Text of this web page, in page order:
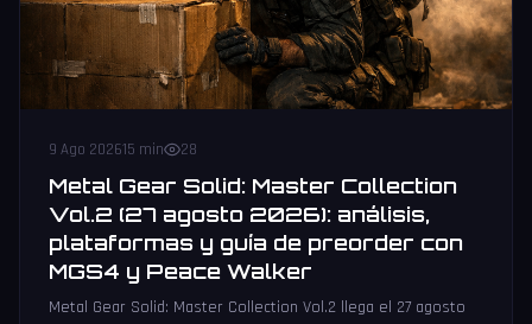
9 Ago 202615 min 28
Metal Gear Solid: Master Collection
Vol.2 (27 agosto 2026): análisis,
plataformas y guía de preorder con
MGS4 y Peace Walker
Metal Gear Solid: Master Collection Vol.2 llega el 27 agosto